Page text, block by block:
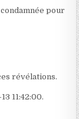
pour
révélations.
11:42:00.